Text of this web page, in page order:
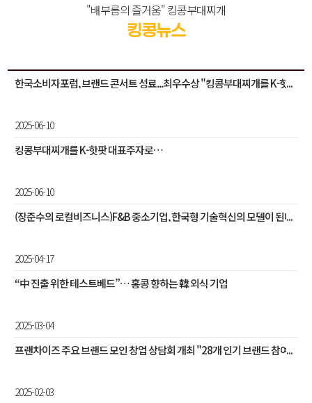
"배부름의 즐거움" 킹콩부대찌개
킹콩뉴스
한국소비자포럼, 브랜드 콘서트 성료...최우수상 "킹콩부대찌개를 K-핫...
2025-06-10
킹콩부대찌개를 K-핫팟 대표주자로…
2025-06-10
(장준수의 로컬비즈니스)F&B 중소기업, 한국형 기술혁신의 모델이 된다
2025-04-17
“中 진출 위한 테스트베드”… 홍콩 향하는 韓 외식 기업
2025-03-04
프랜차이즈 주요 브랜드 모인 창업 상담회 개최 "28개 인기 브랜드 참여...
2025-02-03